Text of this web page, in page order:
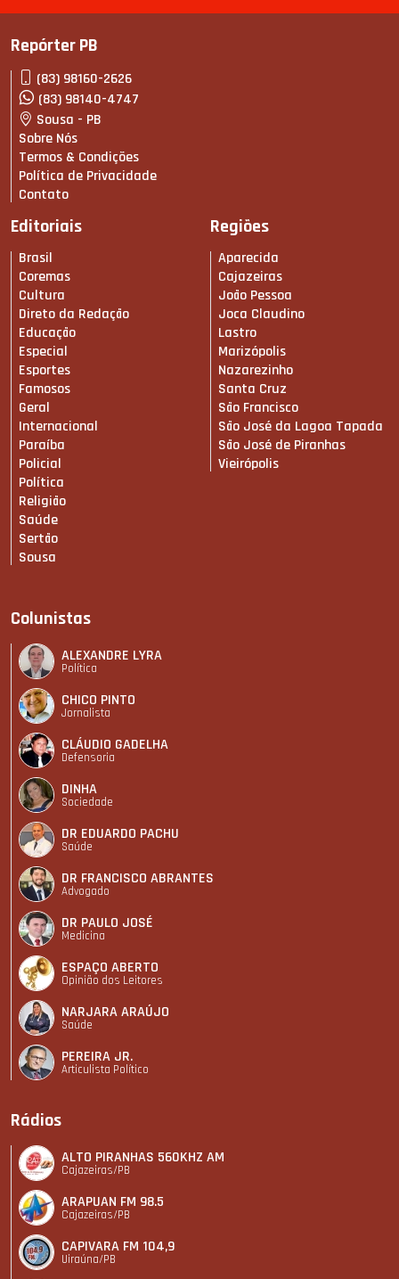
Repórter PB
(83) 98160-2626
(83) 98140-4747
Sousa - PB
Sobre Nós
Termos & Condições
Política de Privacidade
Contato
Editoriais
Brasil
Coremas
Cultura
Direto da Redação
Educação
Especial
Esportes
Famosos
Geral
Internacional
Paraíba
Policial
Política
Religião
Saúde
Sertão
Sousa
Regiões
Aparecida
Cajazeiras
João Pessoa
Joca Claudino
Lastro
Marizópolis
Nazarezinho
Santa Cruz
São Francisco
São José da Lagoa Tapada
São José de Piranhas
Vieirópolis
Colunistas
ALEXANDRE LYRA
Política
CHICO PINTO
Jornalista
CLÁUDIO GADELHA
Defensoria
DINHA
Sociedade
DR EDUARDO PACHU
Saúde
DR FRANCISCO ABRANTES
Advogado
DR PAULO JOSÉ
Medicina
ESPAÇO ABERTO
Opinião dos Leitores
NARJARA ARAÚJO
Saúde
PEREIRA JR.
Articulista Polí­tico
Rádios
ALTO PIRANHAS 560KHZ AM
Cajazeiras/PB
ARAPUAN FM 98.5
Cajazeiras/PB
CAPIVARA FM 104,9
Uiraúna/PB